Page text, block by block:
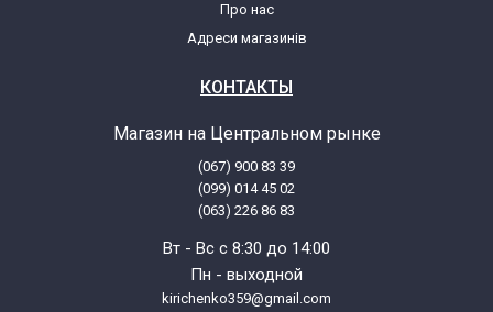
Indesit BWA61252WEU 769991029074
F102907 (859991029070 869991029070)
Indesit BWA71052WEU 61026100000
F102610 (859991026100 869991026100)
Indesit BWA71052WEU 61026100100
F102610 (859991026100 869991026100)
Indesit BWA71052WEU 61026100197
F102610 (859991026100 869991026100)
Про нас
Адреси магазинів
КОНТАКТЫ
Магазин на Центральном рынке
(067) 900 83 39
(099) 014 45 02
(063) 226 86 83
Вт - Вс с 8:30 до 14:00
Пн - выходной
kirichenko359@gmail.com